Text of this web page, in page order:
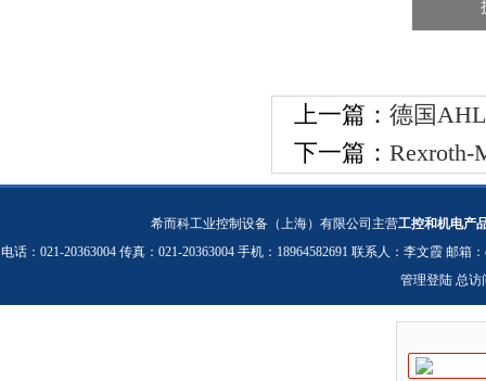
上一篇： 德国
下一篇： Rexroth-
希而科工业控制设备（上海）有限公司主营工控和机电产
电话：021-20363004 传真：021-20363004 手机：18964582691 联系人：李文霞 邮箱：
管理登陆 总访